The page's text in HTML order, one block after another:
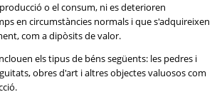
o el consum, ni es deterioren
en circumstàncies normals i que s'adquireixen
com a dipòsits de valor.
els tipus de béns següents: les pedres i
obres d'art i altres objectes valuosos com